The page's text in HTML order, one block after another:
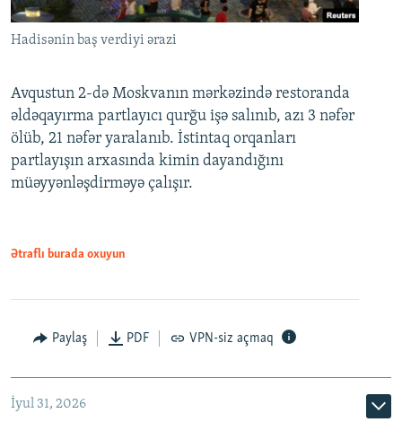
Hadisənin baş verdiyi ərazi
Avqustun 2-də Moskvanın mərkəzində restoranda
əldəqayırma partlayıcı qurğu işə salınıb, azı 3 nəfər
ölüb, 21 nəfər yaralanıb. İstintaq orqanları
partlayışın arxasında kimin dayandığını
müəyyənləşdirməyə çalışır.
Ətraflı burada oxuyun
Paylaş PDF VPN-siz açmaq
İyul 31, 2026